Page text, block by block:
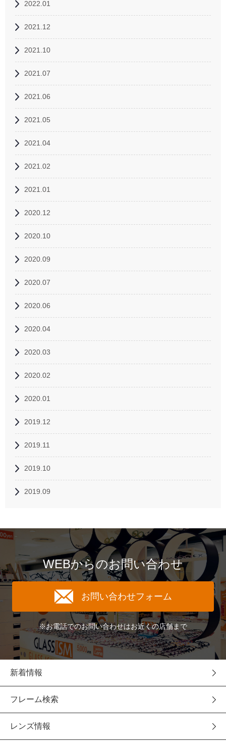
2022.01
2021.12
2021.10
2021.07
2021.06
2021.05
2021.04
2021.02
2021.01
2020.12
2020.10
2020.09
2020.07
2020.06
2020.04
2020.03
2020.02
2020.01
2019.12
2019.11
2019.10
2019.09
WEBからのお問い合わせ
お問い合わせフォーム
※お電話でのお問い合わせはお近くの店舗まで
新着情報
フレーム検索
レンズ情報